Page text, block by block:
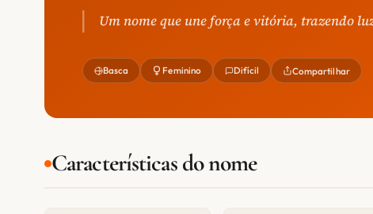
Um nome que une força e vitória, trazendo
Basca Feminino Difícil Compartilhar
Características do nome